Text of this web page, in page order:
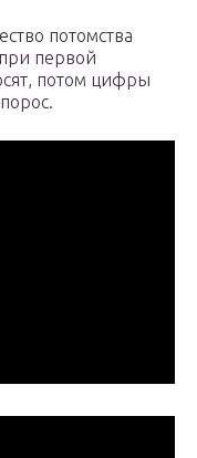
потомства
первой
потом цифры